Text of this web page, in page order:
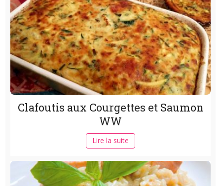
Clafoutis aux Courgettes et Saumon
WW
Lire la suite